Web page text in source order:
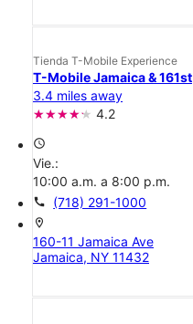
Tienda T-Mobile Experience
T-Mobile Jamaica & 161st
3.4 miles away
4.2
access_time
Vie.:
10:00 a.m. a 8:00 p.m.
call (718) 291-1000
location_on
160-11 Jamaica Ave
Jamaica, NY 11432